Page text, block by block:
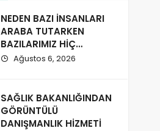
NEDEN BAZI İNSANLARI
ARABA TUTARKEN
BAZILARIMIZ HİÇ
ETKİLENMİYOR?
Ağustos 6, 2026
SAĞLIK BAKANLIĞINDAN
GÖRÜNTÜLÜ
DANIŞMANLIK HİZMETİ